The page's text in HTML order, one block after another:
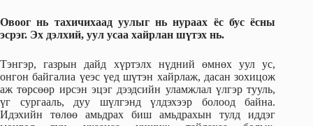
Овоог нь тахичихаад уулыг нь нураах ёс бус ёсны
эсрэг. Эх дэлхий, уул усаа хайрлан шүтэх нь.
Тэнгэр, газрын дайд хүртэлх нүдний өмнөх уул ус,
онгон байгалиа үеэс үед шүтэн хайрлаж, дасан зохицож
аж төрсөөр ирсэн эцэг дээдсийн уламжлал үлгэр тууль,
үг сургааль, дуу шүлгэнд үлдэхээр болоод байна.
Идэхийн төлөө амьдрах биш амьдрахын тулд иддэг